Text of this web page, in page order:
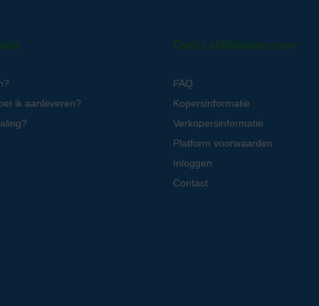
ik aanleveren?
Over LabMakelaar.com
FAQ
Kopersinformatie
Verkopersinformatie
Platform voorwaarden
Inloggen
Contact